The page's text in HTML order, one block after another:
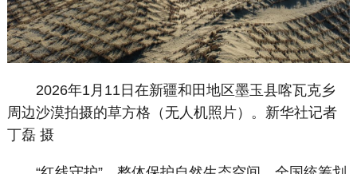
2026年1月11日在新疆和田地区墨玉县喀瓦克乡
周边沙漠拍摄的草方格（无人机照片）。新华社记者
丁磊 摄